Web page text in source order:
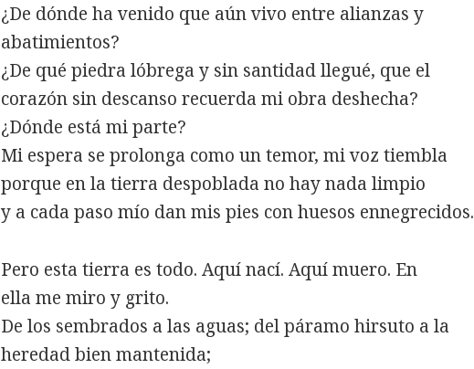
¿De dónde ha venido que aún vivo entre alianzas y
abatimientos?
¿De qué piedra lóbrega y sin santidad llegué, que el
corazón sin descanso recuerda mi obra deshecha?
¿Dónde está mi parte?
Mi espera se prolonga como un temor, mi voz tiembla
porque en la tierra despoblada no hay nada limpio
y a cada paso mío dan mis pies con huesos ennegrecidos.
Pero esta tierra es todo. Aquí nací. Aquí muero. En
ella me miro y grito.
De los sembrados a las aguas; del páramo hirsuto a la
heredad bien mantenida;